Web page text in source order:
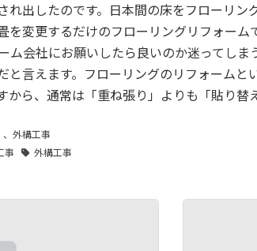
出したのです。日本間の床をフローリ
を変更するだけのフローリングリフォー
ム会社にお願いしたら良いのか迷ってし
と言えます。フローリングのリフォーム
ら、通常は「重ね張り」よりも「貼り替
、 外構工事
事 外構工事